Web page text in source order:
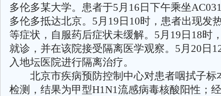
多伦多某大学。患者于5月16日下午乘坐
多伦多抵达北京。5月19日10时，患者出现发
等症状，自服药后症状未缓解。5月19日18时
就诊，并在该院接受隔离医学观察。5月20日
入地坛医院进行隔离治疗。
北京市疾病预防控制中心对患者咽拭子标
检测，结果为甲型H1N1流感病毒核酸阳性；